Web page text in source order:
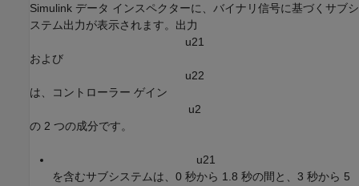
Simulink データ インスペクターに、バイナリ信号に基づくサブシ
ステム出力が表示されます。出力
u21
および
u22
は、コントローラー ゲイン
u2
の 2 つの成分です。
u21
を含むサブシステムは、0 秒から 1.8 秒の間と、3 秒から 5